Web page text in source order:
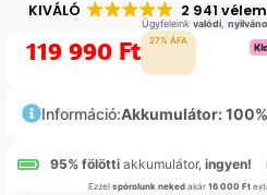
KIVÁLÓ 2 941
Ügyfeleink valódi,
119 990 Ft 27% ÁFA
Információ:Akkumulátor: 100%
95% fölötti akkumulátor, ingyen!
Ezzel spórolunk nekedakár 16 000 Ft